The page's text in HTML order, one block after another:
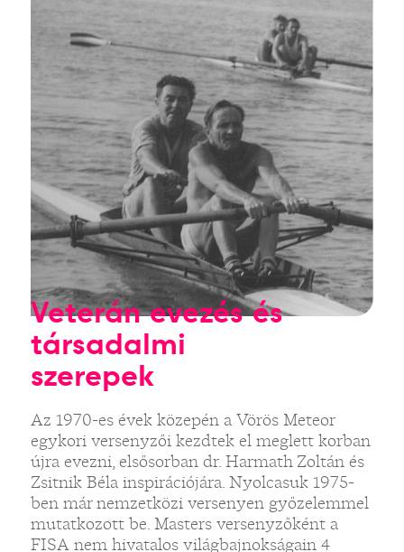
Veterán evezés és
társadalmi
szerepek
Az 1970-es évek közepén a Vörös Meteor
egykori versenyzői kezdtek el meglett korban
újra evezni, elsősorban dr. Harmath Zoltán és
Zsitnik Béla inspirációjára. Nyolcasuk 1975-
ben már nemzetközi versenyen győzelemmel
mutatkozott be. Masters versenyzőként a
FISA nem hivatalos világbajnokságain 4